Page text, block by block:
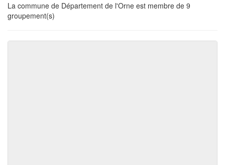
La commune de Département de l'Orne est membre de 9
groupement(s)